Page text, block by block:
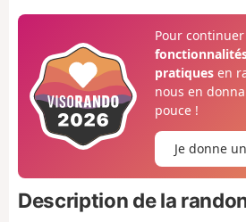
Pour
pratiquesen
nous en
pouce !
Je donne
Description de la